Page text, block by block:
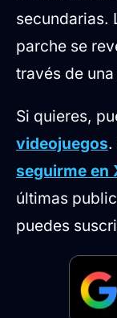
secundarias.
parche se
través de
Si quieres,
videojuegos.
seguirme en
últimas
puedes